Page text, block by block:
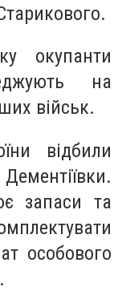
окупанти
на
військ.
відбили
запаси та
особового